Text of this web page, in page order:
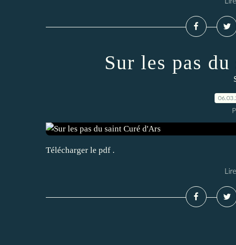
Sur les pas
Télécharger le pdf .